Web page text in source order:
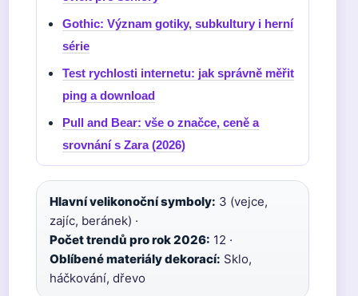
Gothic: Význam gotiky, subkultury i herní
série
Test rychlosti internetu: jak správně měřit
ping a download
Pull and Bear: vše o značce, ceně a
srovnání s Zara (2026)
Hlavní velikonoční symboly: 3 (vejce,
zajíc, beránek) ·
Počet trendů pro rok 2026: 12 ·
Oblíbené materiály dekorací: Sklo,
háčkování, dřevo